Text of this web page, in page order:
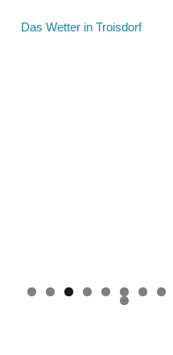
Das Wetter in Troisdorf
2